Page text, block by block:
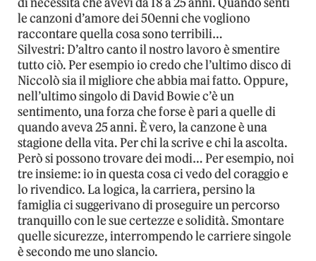
le canzoni d’amore dei 50enni che vogliono
raccontare quella cosa sono terribili…
Silvestri:­ D’altro canto il nostro lavoro è smentire
tutto ciò. Per esempio io credo che l’ultimo disco di
Niccolò sia il migliore che abbia mai fatto. Oppure,
nell’ultimo singolo di David Bowie c’è un
sentimento, una forza che forse è pari a quelle di
quando aveva 25 anni. È vero, la canzone è una
stagione della vita. Per chi la scrive e chi la ascolta.
Però si possono trovare dei modi… Per esempio, noi
tre insieme: io in questa cosa ci vedo del coraggio e
lo rivendico. La logica, la carriera, persino la
famiglia ci suggerivano di proseguire un percorso
tranquillo con le sue certezze e solidità. Smontare
quelle sicurezze, interrompendo le carriere singole
è secondo me uno slancio.